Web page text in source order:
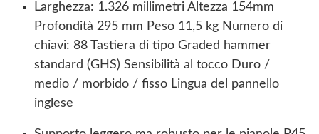
Larghezza: 1.326 millimetri Altezza 154mm
Profondità 295 mm Peso 11,5 kg Numero di
chiavi: 88 Tastiera di tipo Graded hammer
standard (GHS) Sensibilità al tocco Duro /
medio / morbido / fisso Lingua del pannello
inglese